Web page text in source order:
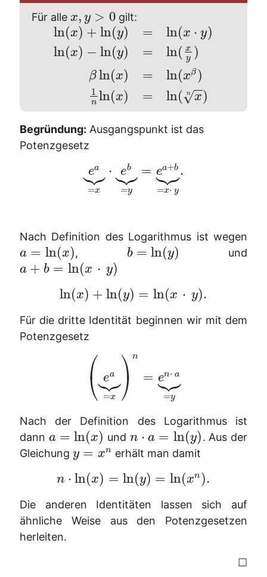
Für alle x, y > 0 gilt:
ln(x) + ln(y)
ln(x) − ln(y)
β ln(x)
1
n ln(x)
=
=
=
=
ln(x ⋅ y)
ln( x
y )
ln(xβ )
ln( x
−
−
√
n )
Begründung: Ausgangspunkt ist das
Potenzgesetz
ea
 

=x
⋅ eb
 

=y
= ea+b
 

=x⋅ y
.
Nach Definition des Logarithmus ist wegen
a = ln(x), b = ln(y)
und
a + b = ln(x ⋅ y)
ln(x) + ln(y) = ln(x ⋅ y).
Für die dritte Identität beginnen wir mit dem
Potenzgesetz
⎛
⎝ ea
 

=x
⎞
⎠
n
= en⋅ a
 

=y
Nach der Definition des Logarithmus ist
dann a = ln(x) undn ⋅ a = ln(y). Aus der
Gleichung y = xn erhält man damit
n ⋅ ln(x) = ln(y) = ln(xn ).
Die anderen Identitäten lassen sich auf
ähnliche Weise aus den Potenzgesetzen
herleiten.
☐